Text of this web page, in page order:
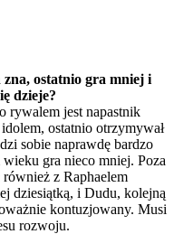
ostatnio gra mniej i
dzieje?
rywalem jest napastnik
ostatnio otrzymywał
sobie naprawdę bardzo
gra nieco mniej. Poza
z Raphaelem
dziesiątką, i Dudu, kolejną
kontuzjowany. Musi
rozwoju.